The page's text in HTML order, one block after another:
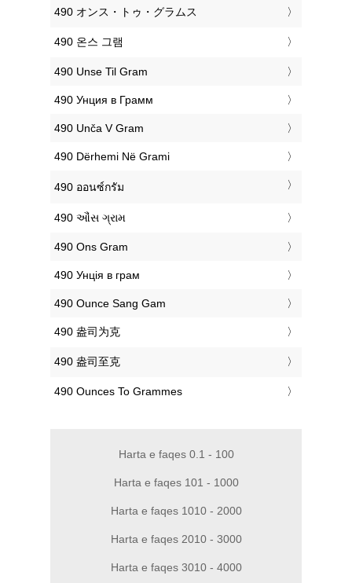
‎490 オンス・トゥ・グラムス
‎490 온스 그램
‎490 Unse Til Gram
‎490 Унция в Грамм
‎490 Unča V Gram
‎490 Dërhemi Në Grami
‎490 ออนซ์กรัม
‎490 ઔંસ ગ્રામ
‎490 Ons Gram
‎490 Унція в грам
‎490 Ounce Sang Gam
‎490 盎司为克
‎490 盎司至克
‎490 Ounces To Grammes
Harta e faqes 0.1 - 100
Harta e faqes 101 - 1000
Harta e faqes 1010 - 2000
Harta e faqes 2010 - 3000
Harta e faqes 3010 - 4000